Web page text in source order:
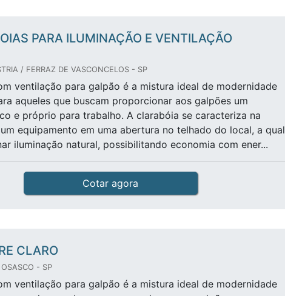
PARA ILUMINAÇÃO E VENTILAÇÃO
/ FERRAZ DE VASCONCELOS - SP
ventilação para galpão é a mistura ideal de modernidade
aqueles que buscam proporcionar aos galpões um
e próprio para trabalho. A clarabóia se caracteriza na
equipamento em uma abertura no telhado do local, a qual
iluminação natural, possibilitando economia com ener...
Cotar agora
CLARO
- SP
ventilação para galpão é a mistura ideal de modernidade